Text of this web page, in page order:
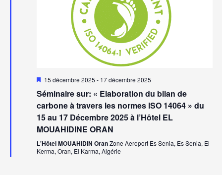
Mis
avant
15 décembre 2025 - 17 décembre 2025
Séminaire sur: « Elaboration du bilan de
carbone à travers les normes ISO 14064 » du
15 au 17 Décembre 2025 à l’Hôtel EL
MOUAHIDINE ORAN
L'Hôtel MOUAHIDIN OranZone Aeroport Es Senia, Es Senia, El
Kerma, Oran, El Karma, Algérie